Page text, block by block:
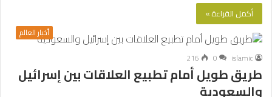
أكمل القراءة »
أخبار العالم
islamic
0
216
طريق طويل أمام تطبيع العلاقات بين إسرائيل
والسعودية